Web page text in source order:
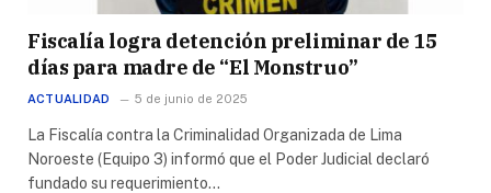
Fiscalía logra detención preliminar de 15
días para madre de “El Monstruo”
ACTUALIDAD 5 de junio de 2025
La Fiscalía contra la Criminalidad Organizada de Lima
Noroeste (Equipo 3) informó que el Poder Judicial declaró
fundado su requerimiento…